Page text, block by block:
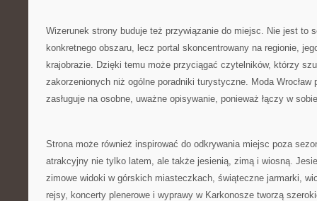
Wizerunek strony buduje też przywiązanie do miejsc. Nie jest to
konkretnego obszaru, lecz portal skoncentrowany na regionie,
krajobrazie. Dzięki temu może przyciągać czytelników, którzy
zakorzenionych niż ogólne poradniki turystyczne. Moda
zasługuje na osobne, uważne opisywanie, ponieważ łączy w
Strona może również inspirować do odkrywania miejsc poza
atrakcyjny nie tylko latem, ale także jesienią, zimą i wiosną.
zimowe widoki w górskich miasteczkach, świąteczne jarmarki,
rejsy, koncerty plenerowe i wyprawy w Karkonosze tworzą